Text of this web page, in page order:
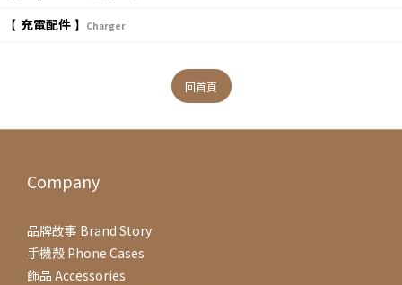
【 充電配件 】 Charger
回首頁
Company
品牌故事 Brand Story
手機殼 Phone Cases
飾品 Accessories